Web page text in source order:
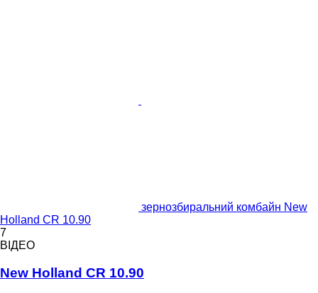
зернозбиральний комбайн New
Holland CR 10.90
7
ВІДЕО
New Holland CR 10.90